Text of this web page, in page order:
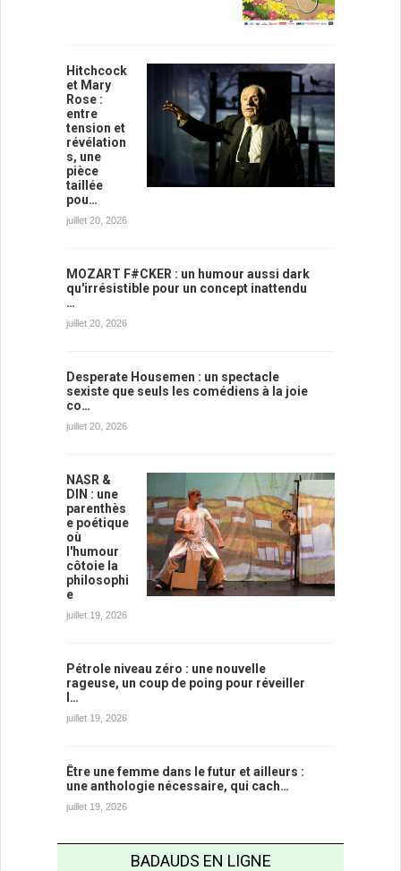
Hitchcock
et Mary
Rose :
entre
tension et
révélation
s, une
pièce
taillée
pou…
juillet 20, 2026
MOZART F#CKER : un humour aussi dark
qu'irrésistible pour un concept inattendu
…
juillet 20, 2026
Desperate Housemen : un spectacle
sexiste que seuls les comédiens à la joie
co…
juillet 20, 2026
NASR &
DIN : une
parenthès
e poétique
où
l'humour
côtoie la
philosophi
e
juillet 19, 2026
Pétrole niveau zéro : une nouvelle
rageuse, un coup de poing pour réveiller
l…
juillet 19, 2026
Être une femme dans le futur et ailleurs :
une anthologie nécessaire, qui cach…
juillet 19, 2026
BADAUDS EN LIGNE